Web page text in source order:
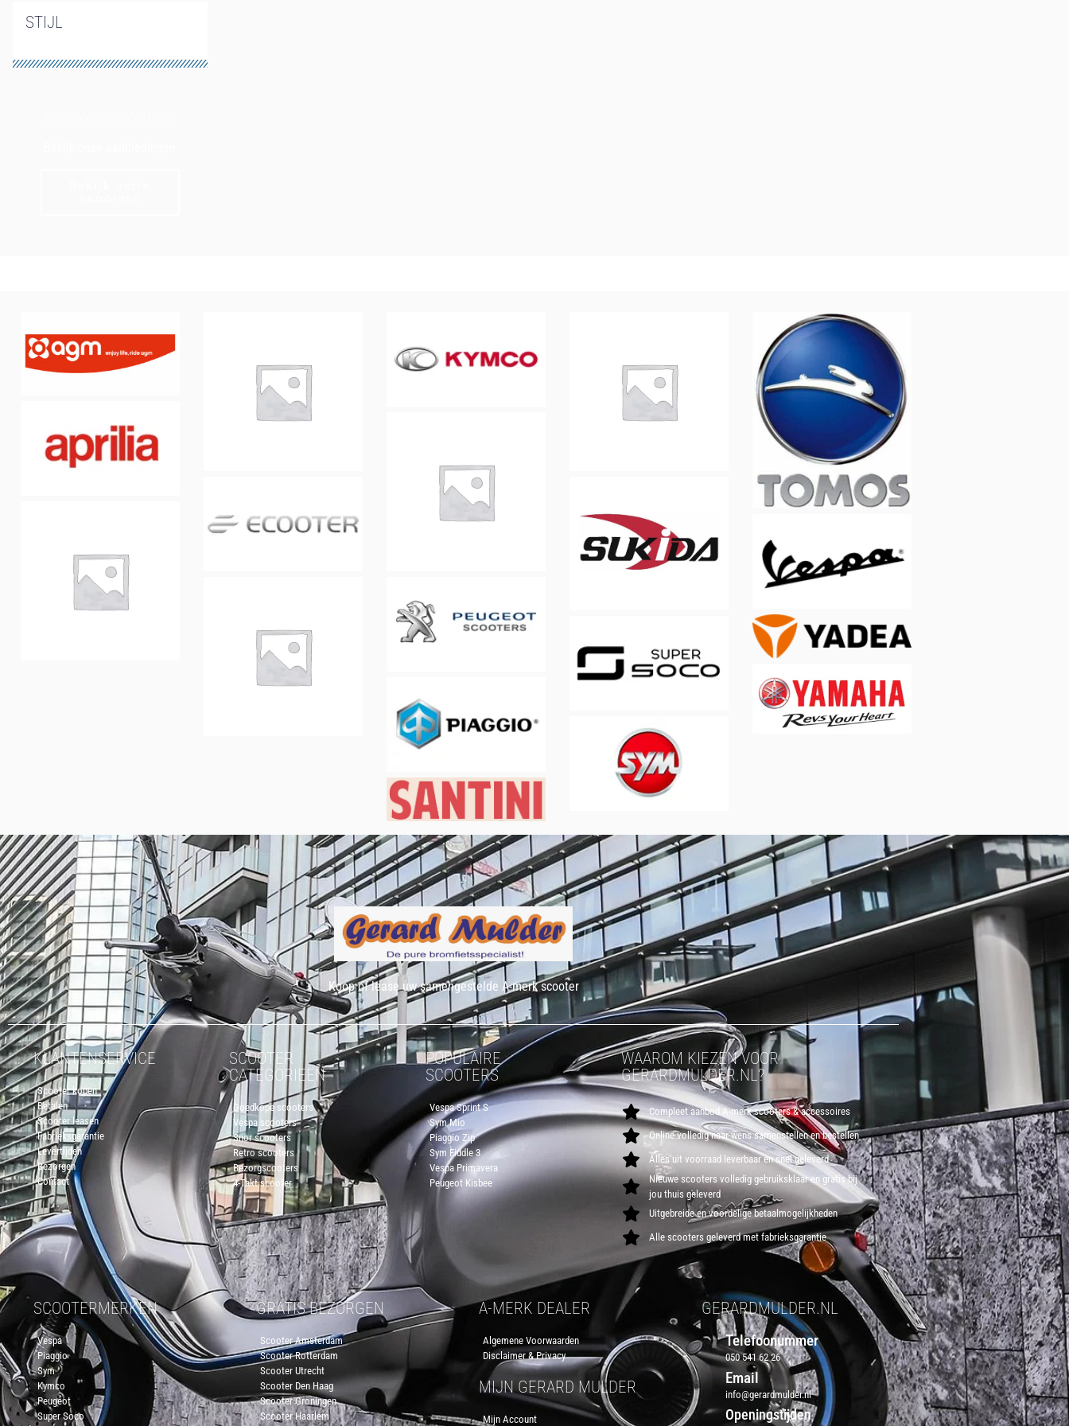
STIJL
Koop of lease uw samengestelde A-merk scooter
KLANTENSERVICE
Scooter kopen
Betalen
Scooter leasen
Fabrieksgarantie
Levertijden
Bezorgen
Contact
SCOOTER
CATEGORIEËN
Goedkope scooters
Vespa scooters
Snor scooters
Retro scooters
Bezorgscooters
4-Takt scooter
POPULAIRE
SCOOTERS
Vespa Sprint S
Sym Mio
Piaggio Zip
Sym Fiddle 3
Vespa Primavera
Peugeot Kisbee
WAAROM KIEZEN VOOR
GERARDMULDER.NL?
Compleet aanbod A-merk scooters & accessoires
Online volledig naar wens samenstellen en bestellen
Alles uit voorraad leverbaar en snel geleverd
Nieuwe scooters volledig gebruiksklaar en gratis bij
jou thuis geleverd
Uitgebreide en voordelige betaalmogelijkheden
Alle scooters geleverd met fabrieksgarantie
SCOOTERMERKEN
Vespa
Piaggio
Sym
Kymco
Peugeot
Super Soco
GRATIS BEZORGEN
Scooter Amsterdam
Scooter Rotterdam
Scooter Utrecht
Scooter Den Haag
Scooter Groningen
Scooter Haarlem
A-MERK DEALER
Algemene Voorwaarden
Disclaimer & Privacy
MIJN GERARD MULDER
Mijn Account
GERARDMULDER.NL
Telefoonummer
050 541 62 26
Email
info@gerardmulder.nl
Openingstijden